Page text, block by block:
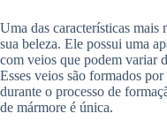
Uma das características mais
sua beleza. Ele possui uma
com veios que podem variar
Esses veios são formados
durante o processo de
de mármore é única.